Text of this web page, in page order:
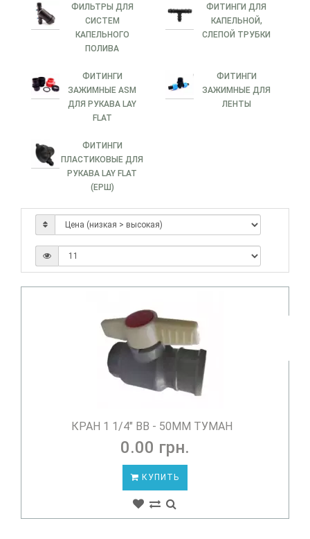
ФИЛЬТРЫ ДЛЯ
СИСТЕМ
КАПЕЛЬНОГО
ПОЛИВА
ФИТИНГИ ДЛЯ
КАПЕЛЬНОЙ,
СЛЕПОЙ ТРУБКИ
ФИТИНГИ
ЗАЖИМНЫЕ ASM
ДЛЯ РУКАВА LAY
FLAT
ФИТИНГИ
ЗАЖИМНЫЕ ДЛЯ
ЛЕНТЫ
ФИТИНГИ
ПЛАСТИКОВЫЕ ДЛЯ
РУКАВА LAY FLAT
(ЕРШ)
КРАН 1 1/4" ВВ - 50ММ ТУМАН
0.00 грн.
КУПИТЬ